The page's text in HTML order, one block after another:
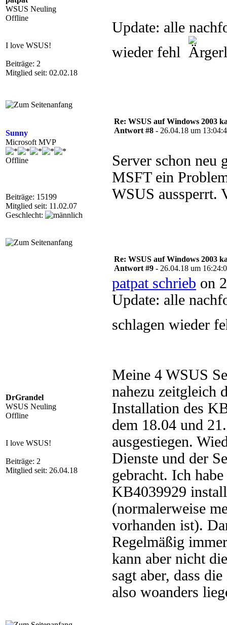
WSUS Neuling
Offline
I love WSUS!
Beiträge: 2
Mitglied seit: 02.02.18
Update: alle
wieder fehl
Sunny
Microsoft MVP
Offline
Beiträge: 15199
Mitglied seit: 11.02.07
Geschlecht:
Re: WSUS auf Windows 2003
Antwort #8 - 26.04.18 um
Server schon neu
MSFT ein
WSUS aussperrt.
DrGrandel
WSUS Neuling
Offline
I love WSUS!
Beiträge: 2
Mitglied seit: 26.04.18
Re: WSUS auf Windows 2003
Antwort #9 - 26.04.18 um
patpat schrieb on
Update: alle
schlagen wieder
Meine 4 WSUS
nahezu zeitgleich
Installation des
dem 18.04 und
ausgestiegen.
Dienste und der
gebracht. Ich
KB4039929
(normalerweise
vorhanden ist).
Regelmäßig
kann aber nicht
sagt aber, dass
also woanders